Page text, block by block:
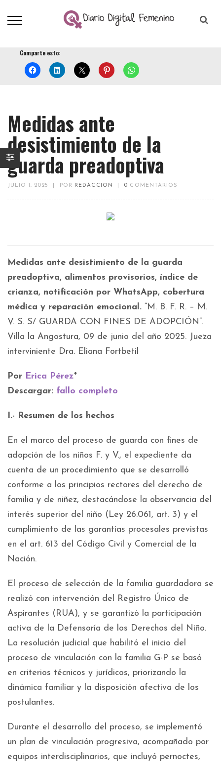
Comparte esto:
Medidas ante
desistimiento de la
guarda preadoptiva
JULIO 1, 2025 POR REDACCION 0 COMENTARIOS
Medidas ante desistimiento de la guarda
preadoptiva, alimentos provisorios, índice de
crianza, notificación por WhatsApp, cobertura
médica y reparación emocional. “M. B. F. R. – M.
V. S. S/ GUARDA CON FINES DE ADOPCIÓN”.
Villa la Angostura, 09 de junio del año 2025. Jueza
interviniente Dra. Eliana Fortbetil
Por Erica Pérez*
Descargar: fallo completo
I.- Resumen de los hechos
En el marco del proceso de guarda con fines de
adopción de los niños F. y V., el expediente da
cuenta de un procedimiento que se desarrolló
conforme a los principios rectores del derecho de
familia y de niñez, destacándose la observancia del
interés superior del niño (Ley 26.061, art. 3) y el
cumplimiento de las garantías procesales previstas
en el art. 613 del Código Civil y Comercial de la
Nación.
El proceso de selección de la familia guardadora se
realizó con intervención del Registro Único de
Aspirantes (RUA), y se garantizó la participación
activa de la Defensoría de los Derechos del Niño.
La resolución judicial que habilitó el inicio del
proceso de vinculación con la familia G-P se basó
en criterios técnicos y jurídicos, priorizando la
dinámica familiar y la disposición afectiva de los
postulantes.
Durante el desarrollo del proceso, se implementó
un plan de vinculación progresiva, acompañado por
equipos interdisciplinarios, que incluyó pernoctes,